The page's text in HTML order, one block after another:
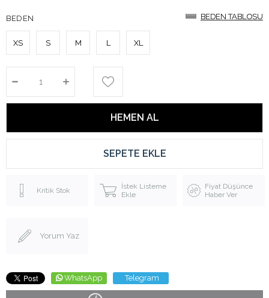
BEDEN TABLOSU
BEDEN TABLOSU
BEDEN
XS S M L XL
Kritik Stok
İstek Listeme
Ekle
Fiyat Düşünce
Haber Ver
Yorum Yaz
WhatsApp Telegram